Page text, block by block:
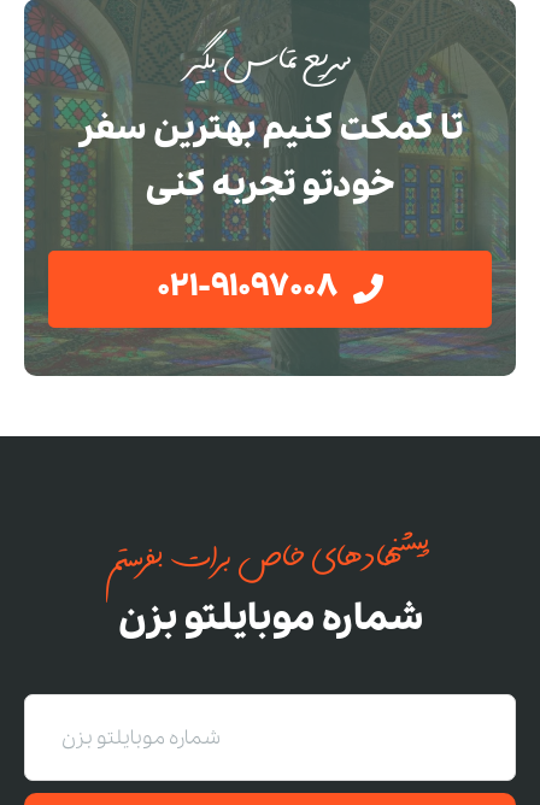
سریع تماس بگیر
تا کمکت کنیم بهترین سفر
خودتو تجربه کنی
021-91097008
پیشنهادهای خاص برات بفرستم
شماره موبایلتو بزن